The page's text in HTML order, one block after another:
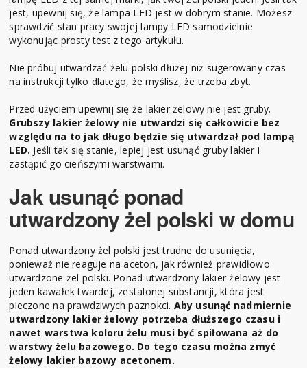
jest, upewnij się, że lampa LED jest w dobrym stanie. Możesz
sprawdzić stan pracy swojej lampy LED samodzielnie
wykonując prosty test z tego artykułu.
Nie próbuj utwardzać żelu polski dłużej niż sugerowany czas
na instrukcji tylko dlatego, że myślisz, że trzeba zbyt.
Przed użyciem upewnij się że lakier żelowy nie jest gruby.
Grubszy lakier żelowy nie utwardzi się całkowicie bez
względu na to jak długo będzie się utwardzał pod lampą
LED. Jeśli tak się stanie, lepiej jest usunąć gruby lakier i
zastąpić go cieńszymi warstwami.
Jak usunąć ponad
utwardzony żel polski w domu
Ponad utwardzony żel polski jest trudne do usunięcia,
ponieważ nie reaguje na aceton, jak również prawidłowo
utwardzone żel polski. Ponad utwardzony lakier żelowy jest
jeden kawałek twardej, zestalonej substancji, która jest
pieczone na prawdziwych paznokci. Aby usunąć nadmiernie
utwardzony lakier żelowy potrzeba dłuższego czasu i
nawet warstwa koloru żelu musi być spiłowana aż do
warstwy żelu bazowego. Do tego czasu można zmyć
żelowy lakier bazowy acetonem.